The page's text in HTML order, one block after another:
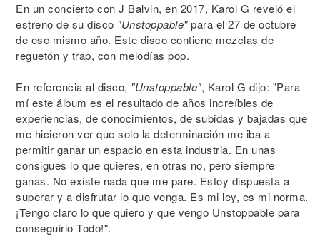
En un concierto con J Balvin, en 2017, Karol G reveló el
estreno de su disco "Unstoppable"para el 27 de octubre
de ese mismo año. Este disco contiene mezclas de
reguetón y trap, con melodías pop.
En referencia al disco, "Unstoppable", Karol G dijo: "Para
mí este álbum es el resultado de años increíbles de
experiencias, de conocimientos, de subidas y bajadas que
me hicieron ver que solo la determinación me iba a
permitir ganar un espacio en esta industria. En unas
consigues lo que quieres, en otras no, pero siempre
ganas. No existe nada que me pare. Estoy dispuesta a
superar y a disfrutar lo que venga. Es mi ley, es mi norma.
¡Tengo claro lo que quiero y que vengo Unstoppable para
conseguirlo Todo!".